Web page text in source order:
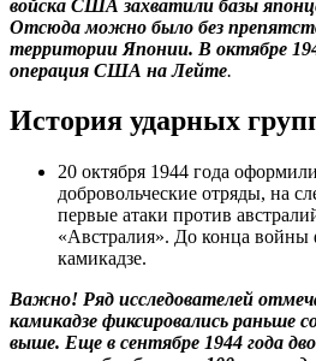
войска США захватили базы
Отсюда можно было без
территории Японии. В октябре
операция США на Лейте.
История ударных
20 октября 1944 года
добровольческие отряды, на
первые атаки против
«Австралия». До конца войны
камикадзе.
Важно! Ряд исследователей
камикадзе фиксировались раньше
выше. Еще в сентябре 1944 года